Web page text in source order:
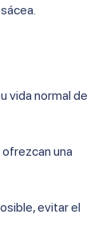
vida normal de
una
evitar el